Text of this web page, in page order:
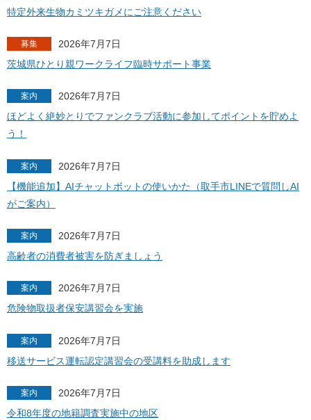
特定外来生物カミツキガメにご注意ください
募集
2026年7月7日
茨城県ひとり親ワークライフ臨時サポート事業
案内
2026年7月7日
ほどよく絶妙とりでファンクラブ活動に参加してポイントを貯めよ
う！
案内
2026年7月7日
【機能追加】AIチャットボットの使いかた（取手市LINEで質問しAI
がご案内）
案内
2026年7月7日
高齢者の消費者被害を防ぎましょう
案内
2026年7月7日
危険物取扱者保安講習会を実施
案内
2026年7月7日
移送サービス運転認定講習会の受講料を助成します
案内
2026年7月7日
令和8年度の地籍調査実施中の地区